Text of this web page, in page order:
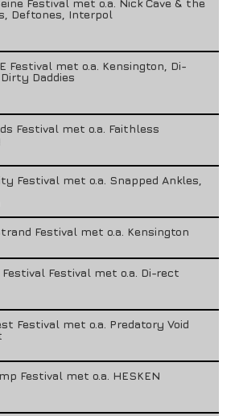
Festival met o.a. Nick Cave & the
Deftones, Interpol
Festival met o.a. Kensington, Di-
Daddies
Festival met o.a. Faithless
Festival met o.a. Snapped Ankles,
Festival met o.a. Kensington
Festival Festival met o.a. Di-rect
Festival met o.a. Predatory Void
Festival met o.a. HESKEN